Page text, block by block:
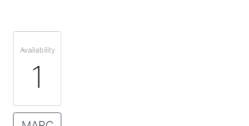
Availability
1